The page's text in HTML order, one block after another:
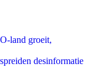
land groeit,
desinformatie